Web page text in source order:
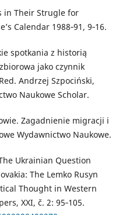
in Their Strugle for
Calendar 1988‑91, 9‑16.
spotkania z historią
jako czynnik
Andrzej Szpociński,
Naukowe Scholar.
Zagadnienie migracji i
Wydawnictwo Naukowe.
Ukrainian Question
The Lemko Rusyn
Thought in Western
XXI, č. 2: 95‑105.